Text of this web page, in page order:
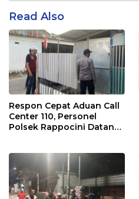
Read Also
Respon Cepat Aduan Call
Center 110, Personel
Polsek Rappocini Datangi